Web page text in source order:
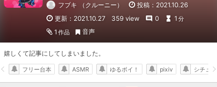
フブキ （クルーニー）
投稿：2021.10.26
更新：2021.10.27
359 view 0 1 分
1 作品 音声
嬉しくて記事にしてしまいました。
フリー台本 ASMR ゆるボイ！ pixiv シチュ